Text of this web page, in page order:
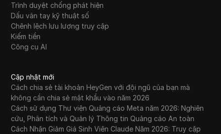
Trình duyệt chống phát hiện
Dấu vân tay kỹ thuật số
Chênh lệch lưu lượng truy cập
Kiếm tiền
Công cụ AI
Cập nhật mới
Cách chia sẻ tài khoản HeyGen với đội ngũ của bạn mà
không cần chia sẻ mật khẩu vào năm 2026
Cách sử dụng Thư viện Quảng cáo Meta năm 2026: Nghiên
cứu, Phân tích và Quản lý Thông tin Quảng cáo An toàn
Cách Nhận Giảm Giá Sinh Viên Claude Năm 2026: Truy cập